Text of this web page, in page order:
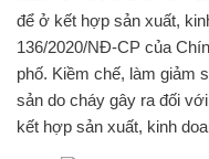
để ở kết hợp sản xuất,
136/2020/NĐ-CP của
phố. Kiềm chế, làm giảm
sản do cháy gây ra đối
kết hợp sản xuất, kinh